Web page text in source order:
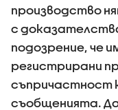
производство
с
подозрение, че
регистрирани
съпричастност
съобщенията.